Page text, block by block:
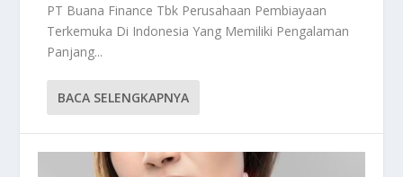
PT Buana Finance Tbk Perusahaan Pembiayaan
Terkemuka Di Indonesia Yang Memiliki Pengalaman
Panjang...
BACA SELENGKAPNYA